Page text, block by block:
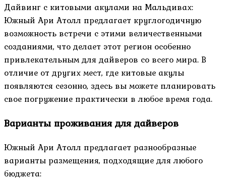
Дайвинг с китовыми акулами на Мальдивах:
Южный Ари Атолл предлагает круглогодичную
возможность встречи с этими величественными
созданиями, что делает этот регион особенно
привлекательным для дайверов со всего мира. В
отличие от других мест, где китовые акулы
появляются сезонно, здесь вы можете планировать
свое погружение практически в любое время года.
Варианты проживания для дайверов
Южный Ари Атолл предлагает разнообразные
варианты размещения, подходящие для любого
бюджета: